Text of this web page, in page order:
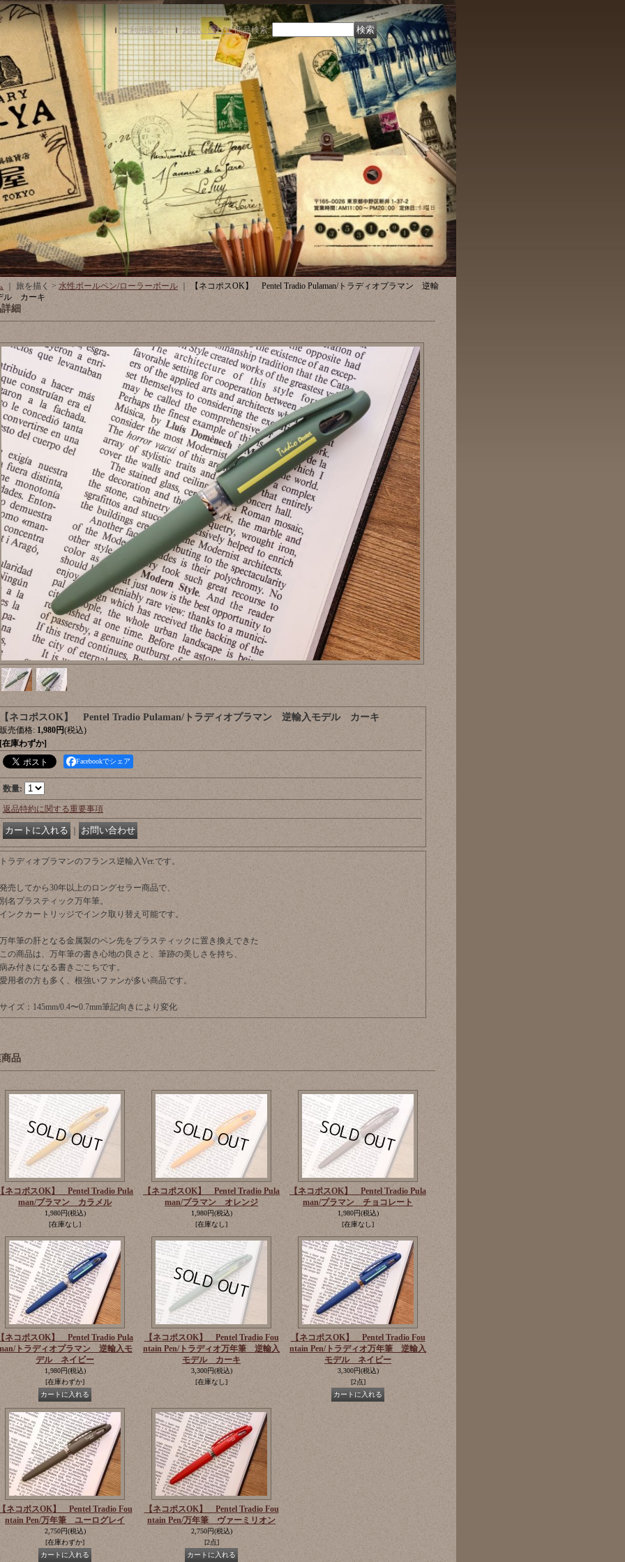
ご利用案内｜ お問い合わせ 商品検索:
｜ 旅を描く > 水性ボールペン/ローラーボール ｜
【ネコポスOK】 Pentel Tradio Pulaman/トラディオプラマン 逆輸
ル カーキ
細
【ネコポスOK】 Pentel Tradio Pulaman/トラディオプラマン 逆輸入モデル カーキ
販売価格: 1,980円(税込)
[在庫わずか]
Facebookでシェア
数量:
返品特約に関する重要事項
｜
トラディオプラマンのフランス逆輸入Ver.です。
発売してから30年以上のロングセラー商品で、
別名プラスティック万年筆。
インクカートリッジでインク取り替え可能です。
万年筆の肝となる金属製のペン先をプラスティックに置き換えできた
この商品は、万年筆の書き心地の良さと、筆跡の美しさを持ち、
病み付きになる書きごこちです。
愛用者の方も多く、根強いファンが多い商品です。
サイズ：145mm/0.4〜0.7mm筆記向きにより変化
品
ネコポスOK】 Pentel Tradio Pula
man/プラマン カラメル
1,980円(税込)
[在庫なし]
【ネコポスOK】 Pentel Tradio Pula
man/プラマン オレンジ
1,980円(税込)
[在庫なし]
【ネコポスOK】 Pentel Tradio Pula
man/プラマン チョコレート
1,980円(税込)
[在庫なし]
ネコポスOK】 Pentel Tradio Pula
トラディオプラマン 逆輸入モ
デル ネイビー
1,980円(税込)
[在庫わずか]
【ネコポスOK】 Pentel Tradio Fou
ntain Pen/トラディオ万年筆 逆輸入
モデル カーキ
3,300円(税込)
[在庫なし]
【ネコポスOK】 Pentel Tradio Fou
ntain Pen/トラディオ万年筆 逆輸入
モデル ネイビー
3,300円(税込)
[2点]
ネコポスOK】 Pentel Tradio Fou
ntain Pen/万年筆 ユーログレイ
2,750円(税込)
[在庫わずか]
【ネコポスOK】 Pentel Tradio Fou
ntain Pen/万年筆 ヴァーミリオン
2,750円(税込)
[2点]